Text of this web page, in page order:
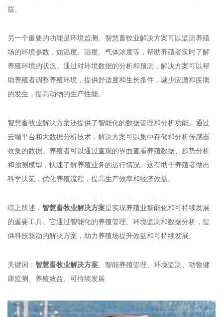
行业动态
了解最新智慧畜牧养殖行业资讯
益。
另一个重要的功能是环境监测。智慧畜牧业解决方案可以监测养殖
场的环境参数，如温度、湿度、气体浓度等，帮助养殖者实时了解
养殖环境的状况。通过对环境数据的分析和预测，解决方案可以帮
助养殖者调整养殖环境，提供舒适度和生长条件，减少应激和疾病
的发生，提高动物的生产性能。
智慧畜牧业解决方案还提供了智能化的数据管理和分析功能。通过
云端平台和大数据分析技术，解决方案可以集中存储和分析传感器
收集的数据。养殖者可以通过直观的界面查看养殖数据、趋势分析
和预测模型，快速了解养殖业务的运行情况。这有助于养殖者做出
科学决策，优化养殖流程，提高生产效率和经济效益。
综上所述， 智慧畜牧业解决方案是实现养殖业智能化和可持续发展
的重要工具。它通过智能化的养殖管理、环境监测和数据分析，提
供科技驱动的解决方案，助力养殖场提升效益和可持续发展。
关键词： 智慧畜牧业解决方案 、智能养殖管理、环境监测、动物健
康监测、养殖效益、可持续发展